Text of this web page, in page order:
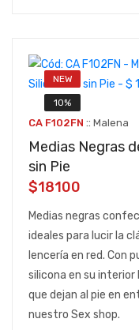
NEW
10%
CA F102FN :: Malena
Medias Negras
sin Pie
$18100
Medias negras
ideales para lucir la
lencería en red. Con
silicona en su
que dejan al pie en
nuestro Sex shop.